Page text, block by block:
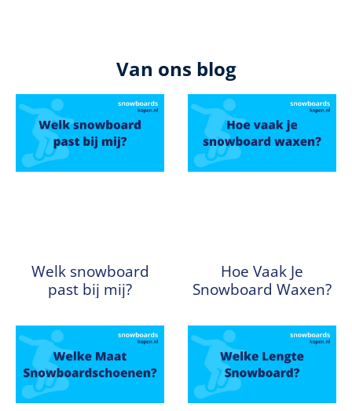
Van ons blog
Welk snowboard
past bij mij?
Hoe Vaak Je
Snowboard Waxen?